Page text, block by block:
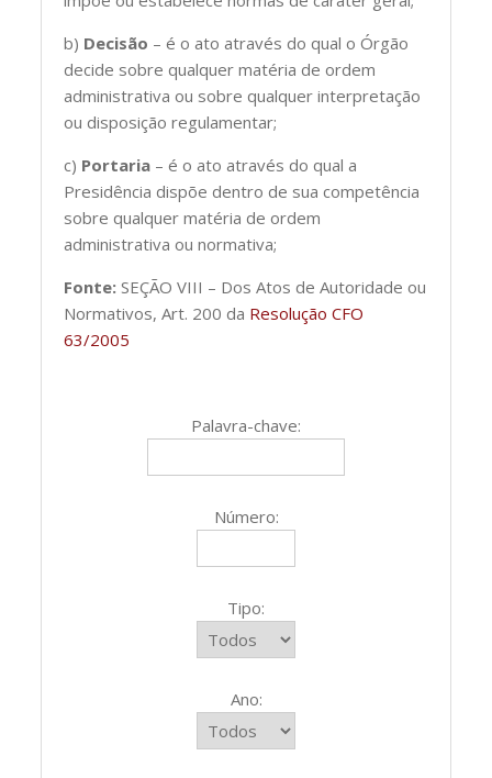
b) Decisão – é o ato através do qual o Órgão
decide sobre qualquer matéria de ordem
administrativa ou sobre qualquer interpretação
ou disposição regulamentar;
c) Portaria – é o ato através do qual a
Presidência dispõe dentro de sua competência
sobre qualquer matéria de ordem
administrativa ou normativa;
Fonte: SEÇÃO VIII – Dos Atos de Autoridade ou
Normativos, Art. 200 da Resolução CFO
63/2005
Palavra-chave:
Número:
Tipo:
Ano: